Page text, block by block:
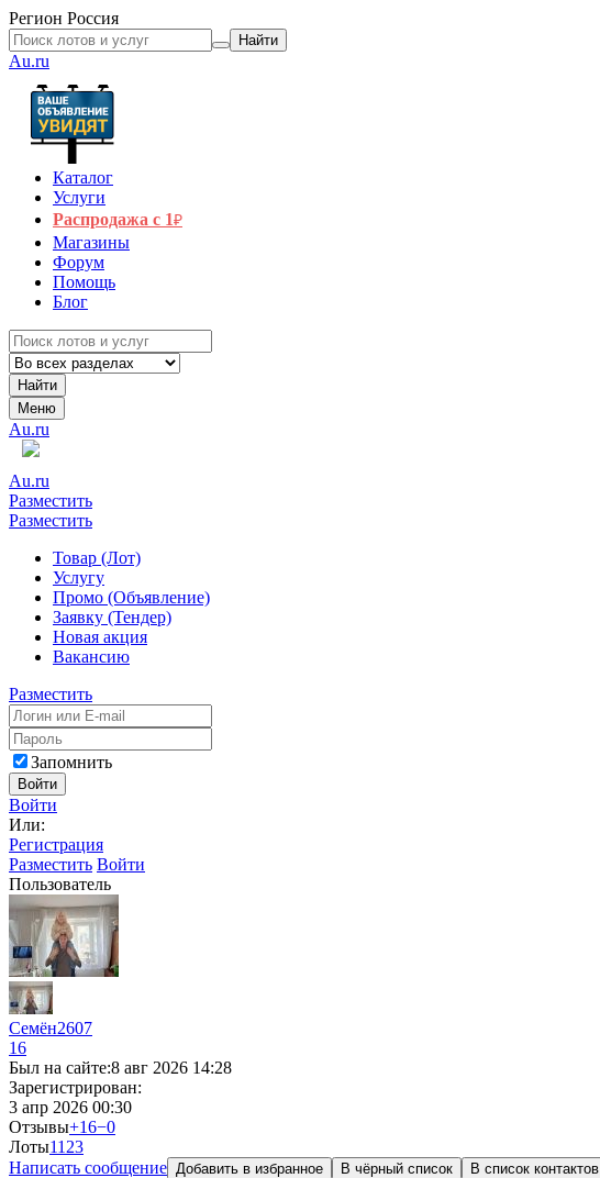
Регион Россия
Найти
Au.ru
Каталог
Услуги
Распродажа с 1₽
Магазины
Форум
Помощь
Блог
Найти
Меню
Au.ru
Au.ru
Разместить
Разместить
Товар (Лот)
Услугу
Промо (Объявление)
Заявку (Тендер)
Новая акция
Вакансию
Разместить
Запомнить
Войти
Войти
Или:
Регистрация
Разместить Войти
Пользователь
Семён2607
16
Был на сайте:8 авг 2026 14:28
Зарегистрирован:
3 апр 2026 00:30
Отзывы+16−0
Лоты11 23
Написать сообщение Добавить в избранное В чёрный список В список контактов